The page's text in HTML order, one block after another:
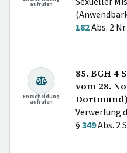
aufrufen
182Abs. 2
Entscheidung
aufrufen
85. BGH 4
vom 28.
Verwerfung
§349Abs. 2